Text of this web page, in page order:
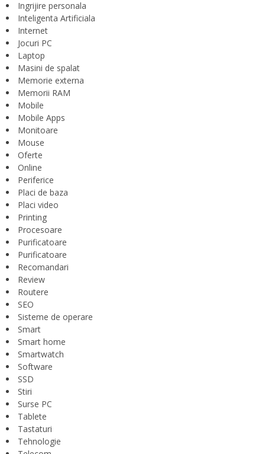
Ingrijire personala
Inteligenta Artificiala
Internet
Jocuri PC
Laptop
Masini de spalat
Memorie externa
Memorii RAM
Mobile
Mobile Apps
Monitoare
Mouse
Oferte
Online
Periferice
Placi de baza
Placi video
Printing
Procesoare
Purificatoare
Purificatoare
Recomandari
Review
Routere
SEO
Sisteme de operare
Smart
Smart home
Smartwatch
Software
SSD
Stiri
Surse PC
Tablete
Tastaturi
Tehnologie